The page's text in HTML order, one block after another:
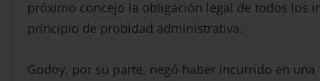
próximo concejo la obligación legal de todos los
principio de probidad administrativa.
Godoy, por su parte, negó haber incurrido en